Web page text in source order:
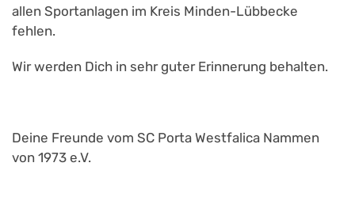
allen Sportanlagen im Kreis Minden-Lübbecke
fehlen.
Wir werden Dich in sehr guter Erinnerung behalten.
Deine Freunde vom SC Porta Westfalica Nammen
von 1973 e.V.